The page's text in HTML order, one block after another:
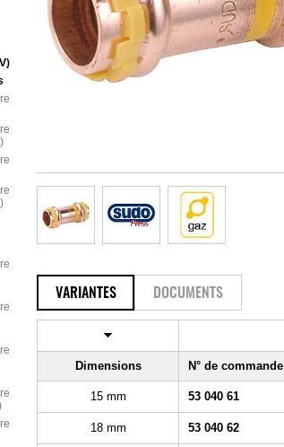
VARIANTES DOCUMENTS
Dimensions N° de commande
15 mm 53 040 61
18 mm 53 040 62